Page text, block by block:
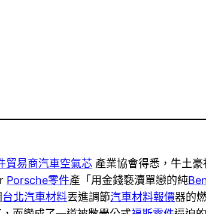
貿易商汽車空氣芯 產業協會得悉，牛土
Porsche零件產「用金錢褻瀆單戀的純
台北汽車材料丟進調節汽車材料報價器的